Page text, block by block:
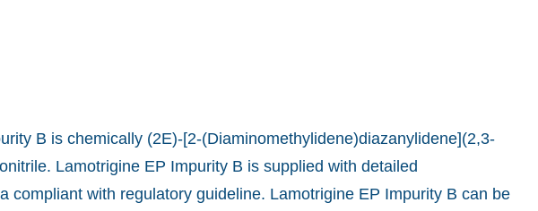
B is chemically (2E)-[2-(Diaminomethylidene)diazanylidene](2,3-
Lamotrigine EP Impurity B is supplied with detailed
compliant with regulatory guideline. Lamotrigine EP Impurity B can be